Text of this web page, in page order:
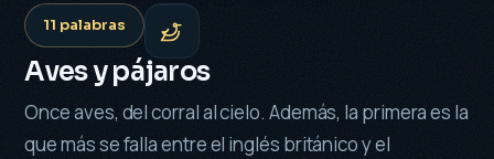
Aves y pájaros
Once aves, del corral al cielo. Además, la primera es la
que más se falla entre el inglés británico y el
11 palabras